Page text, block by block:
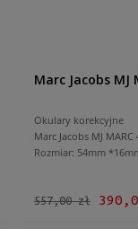
Marc Jacobs MJ
Okulary korekcyjne
Marc Jacobs MJ MARC
Rozmiar: 54mm
557,00 zł